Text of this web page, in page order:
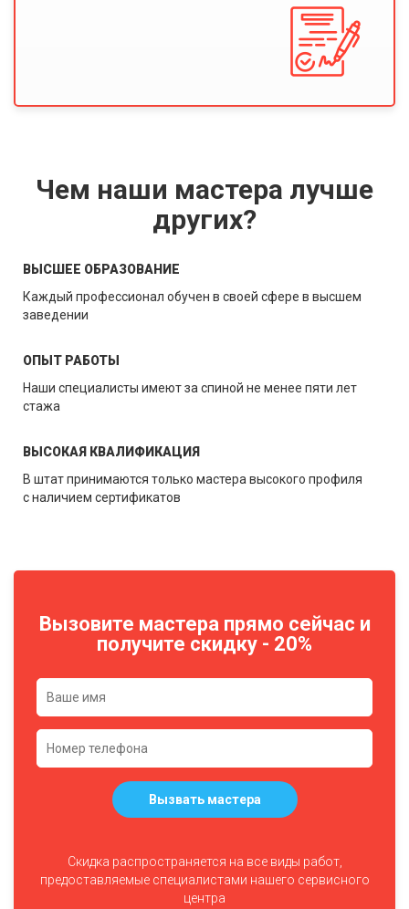
Чем наши мастера лучше
других?
ВЫСШЕЕ ОБРАЗОВАНИЕ
Каждый профессионал обучен в своей сфере в высшем
заведении
ОПЫТ РАБОТЫ
Наши специалисты имеют за спиной не менее пяти лет
стажа
ВЫСОКАЯ КВАЛИФИКАЦИЯ
В штат принимаются только мастера высокого профиля
с наличием сертификатов
Вызовите мастера прямо сейчас и
получите скидку - 20%
Вызвать мастера
Скидка распространяется на все виды работ,
предоставляемые специалистами нашего сервисного
центра